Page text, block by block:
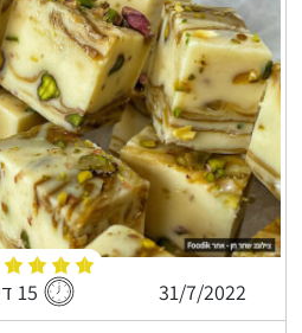
31/7/2022 15 דקות